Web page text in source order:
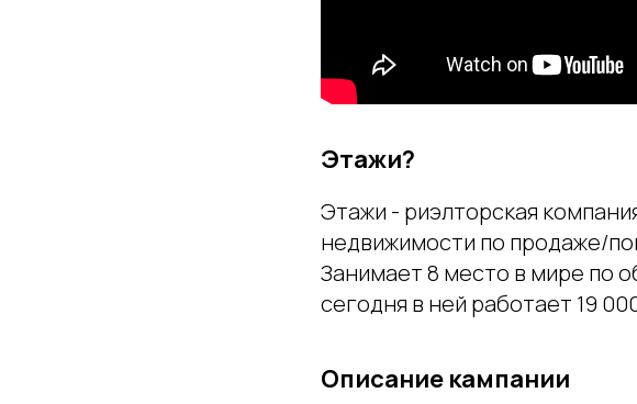
Этажи?
Этажи - риэлторская
недвижимости по продаже/
Занимает 8 место в мире по
сегодня в ней работает 19
Описание кампании